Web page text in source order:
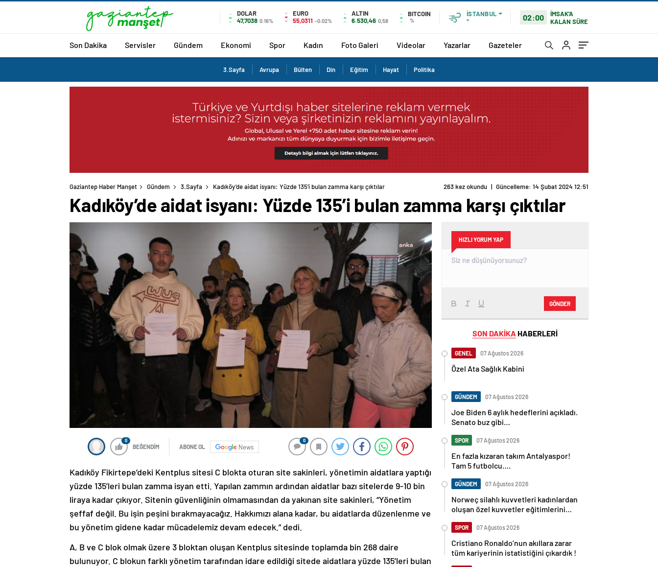
DOLAR
47,7038 0.16%
EURO
55,0311 -0.02%
ALTIN
6.530,46 0,58
BITCOIN
%
İSTANBUL
°
02:00
İMSAK'A
KALAN SÜRE
Son Dakika Servisler Gündem Ekonomi Spor Kadın Foto Galeri Videolar Yazarlar Gazeteler
3.Sayfa Avrupa Bülten Din Eğitim Hayat Politika
Gaziantep Haber Manşet Gündem 3.Sayfa Kadıköy’de aidat isyanı: Yüzde 135’i bulan zamma karşı çıktılar 263 kez okundu | Güncelleme: 14 Şubat 2024 12:51
Kadıköy’de aidat isyanı: Yüzde 135’i bulan zamma karşı çıktılar
0
BEĞENDİM ABONE OL News
0
Kadıköy Fikirtepe’deki Kentplus sitesi C blokta oturan site sakinleri, yönetimin aidatlara yaptığı
yüzde 135’leri bulan zamma isyan etti. Yapılan zammın ardından aidatlar bazı sitelerde 9-10 bin
liraya kadar çıkıyor. Sitenin güvenliğinin olmamasından da yakınan site sakinleri, “Yönetim
şeffaf değil. Bu işin peşini bırakmayacağız. Hakkımızı alana kadar, bu aidatlarda düzenlenme ve
bu yönetim gidene kadar mücadelemiz devam edecek.” dedi.
A, B ve C blok olmak üzere 3 bloktan oluşan Kentplus sitesinde toplamda bin 268 daire
bulunuyor. C blokun farklı yönetim tarafından idare edildiği sitede aidatlara yüzde 135’leri bulan
HIZLI YORUM YAP
GÖNDER
SON DAKİKA HABERLERİ
GENEL 07 Ağustos 2026
Özel Ata Sağlık Kabini
GÜNDEM 07 Ağustos 2026
Joe Biden 6 aylık hedeflerini açıkladı.
Senato buz gibi…
SPOR 07 Ağustos 2026
En fazla kızaran takım Antalyaspor!
Tam 5 futbolcu….
GÜNDEM 07 Ağustos 2026
Norweç silahlı kuvvetleri kadınlardan
oluşan özel kuvvetler eğitimlerini
SPOR 07 Ağustos 2026
Cristiano Ronaldo’nun akıllara zarar
tüm kariyerinin istatistiğini çıkardık !